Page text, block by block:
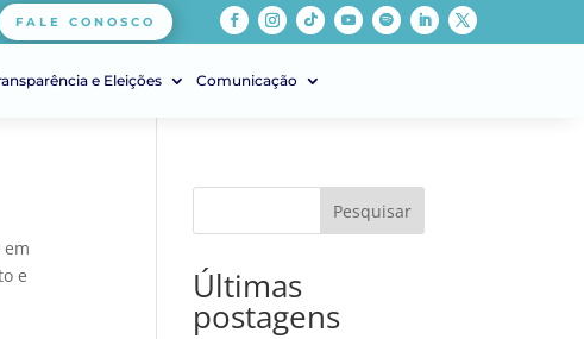
FALE CONOSCO
e Eleições Comunicação
em
e
Pesquisar
Últimas
postagens